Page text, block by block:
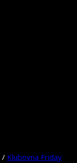
/ Klubovna Friday